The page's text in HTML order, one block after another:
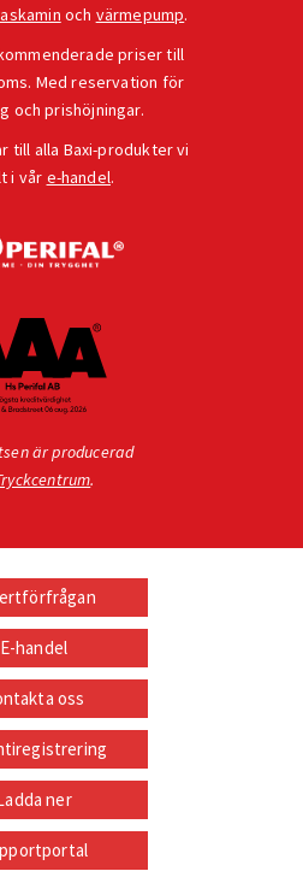
och värmepump.
priser till
Med reservation för
och prishöjningar.
till alla Baxi-produkter vi
i vår e-handel.
är producerad
.
E-handel
oss
ner